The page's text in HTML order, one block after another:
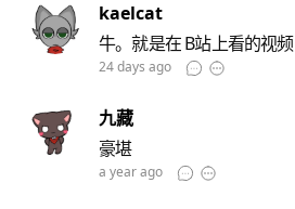
kaelcat
牛。就是在 B站上看的视频
24 days ago
九藏
豪堪
a year ago